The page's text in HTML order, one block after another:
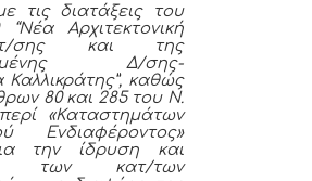
τις διατάξεις του
“Νέα Αρχιτεκτονική
σης και της
Δ/σης-
καθώς
80 και 285 του Ν.
«Καταστημάτων
Ενδιαφέροντος»
την ίδρυση και
των κατ/των